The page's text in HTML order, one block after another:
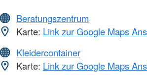
Beratungszentrum
Karte: Link zur Google Maps
Kleidercontainer
Karte: Link zur Google Maps